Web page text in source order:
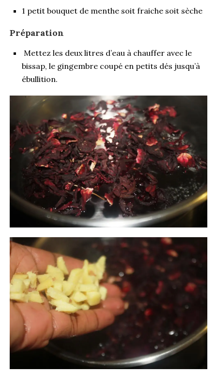
1 petit bouquet de menthe soit fraiche soit sèche
Préparation
Mettez les deux litres d’eau à chauffer avec le
bissap, le gingembre coupé en petits dés jusqu’à
ébullition.